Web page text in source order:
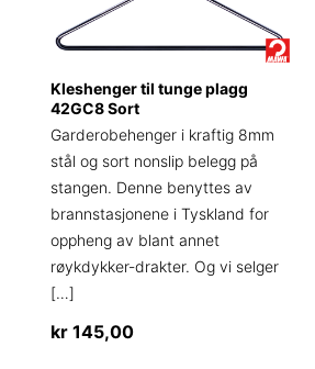
Kleshenger til tunge plagg
42GC8 Sort
Garderobehenger i kraftig 8mm
stål og sort nonslip belegg på
stangen. Denne benyttes av
brannstasjonene i Tyskland for
oppheng av blant annet
røykdykker-drakter. Og vi selger
[…]
kr 145,00